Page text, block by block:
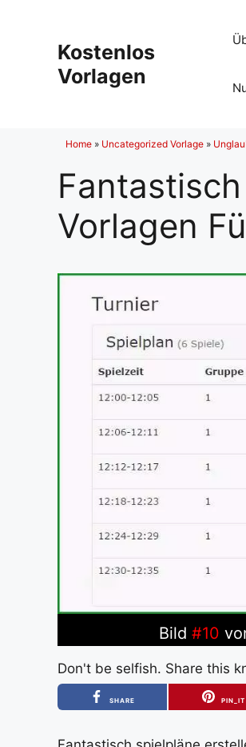
Kostenlos
Vorlagen
Home » Uncategorized Vorlage »
Vorlagen
Bild #10
Don't be selfish. Share this
SHARE PIN_IT